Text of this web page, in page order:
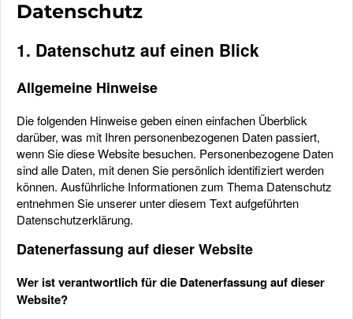
Datenschutz
1. Datenschutz auf einen Blick
Allgemeine Hinweise
Die folgenden Hinweise geben einen einfachen Überblick
darüber, was mit Ihren personenbezogenen Daten passiert,
wenn Sie diese Website besuchen. Personenbezogene Daten
sind alle Daten, mit denen Sie persönlich identifiziert werden
können. Ausführliche Informationen zum Thema Datenschutz
entnehmen Sie unserer unter diesem Text aufgeführten
Datenschutzerklärung.
Datenerfassung auf dieser Website
Wer ist verantwortlich für die Datenerfassung auf dieser
Website?